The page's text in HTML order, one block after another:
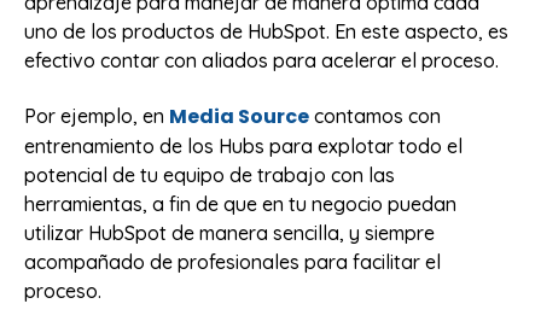
uno de los productos de HubSpot. En este aspecto, es
efectivo contar con aliados para acelerar el proceso.
Por ejemplo, en Media Source contamos con
entrenamiento de los Hubs para explotar todo el
potencial de tu equipo de trabajo con las
herramientas, a fin de que en tu negocio puedan
utilizar HubSpot de manera sencilla, y siempre
acompañado de profesionales para facilitar el
proceso.